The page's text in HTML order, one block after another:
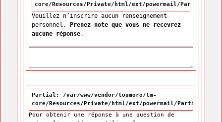
core/Resources/Private/html/ext/powermail/Partials/
Veuillez n’inscrire aucun renseignement
personnel. Prenez note que vous ne recevrez
aucune réponse.
Partial: /var/www/vendor/toumoro/tm-
core/Resources/Private/html/ext/powermail/Partials/
Pour obtenir une réponse à une question de